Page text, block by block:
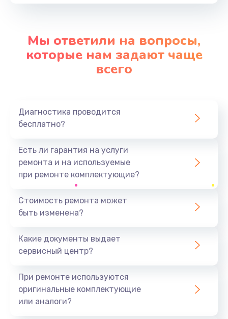
от 1100 руб.
Замена шим-контроллера
от 3900 руб.
Заказать
от 1490 руб.
от 990 руб.
Заказать
Мы ответили на вопросы,
которые нам задают чаще
всего
Диагностика проводится
бесплатно?
Есть ли гарантия на услуги
ремонта и на используемые
при ремонте комплектующие?
Стоимость ремонта может
быть изменена?
Какие документы выдает
сервисный центр?
При ремонте используются
оригинальные комплектующие
или аналоги?